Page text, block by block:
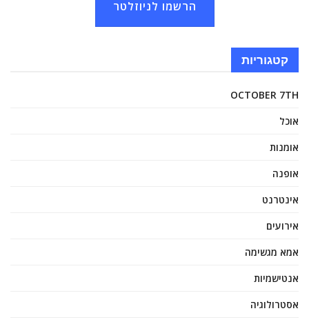
הרשמו לניוזלטר
קטגוריות
OCTOBER 7TH
אוכל
אומנות
אופנה
אינטרנט
אירועים
אמא מגשימה
אנטישמיות
אסטרולוגיה